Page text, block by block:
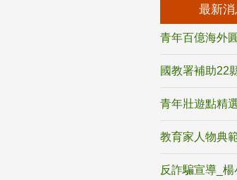
最新消
青年百億海外
國教署補助22
青年壯遊點精
教育家人物典
反詐騙宣導_